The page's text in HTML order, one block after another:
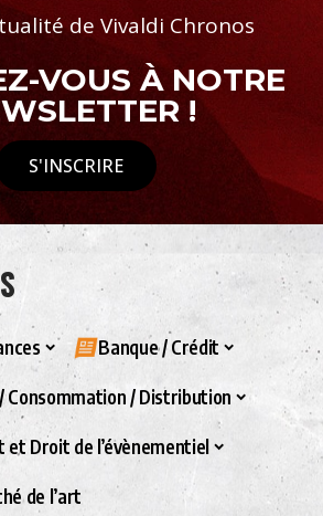
de Vivaldi Chronos
VOUS À NOTRE
!
S'INSCRIRE
Banque / Crédit
Consommation / Distribution
Droit de l’évènementiel
de l’art